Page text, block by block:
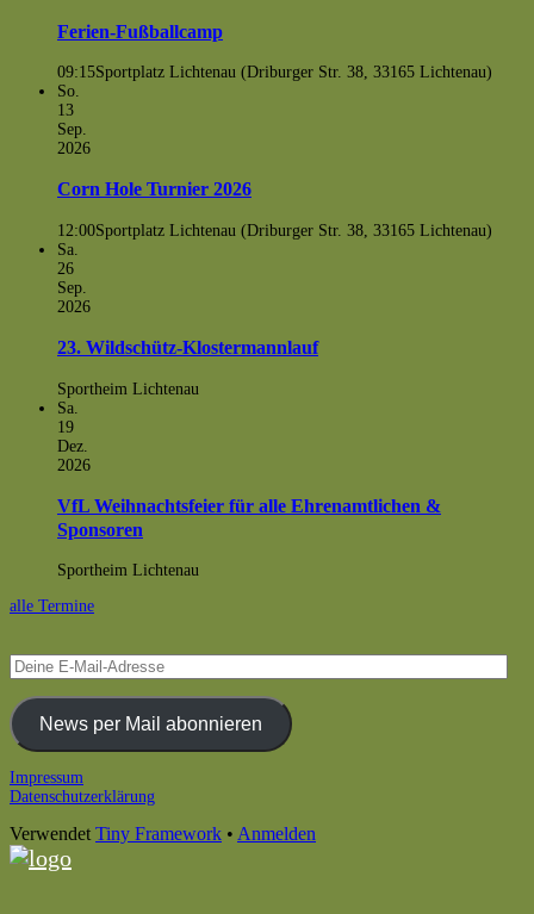
Ferien-Fußballcamp
09:15Sportplatz Lichtenau (Driburger Str. 38, 33165 Lichtenau)
So.
13
Sep.
2026
Corn Hole Turnier 2026
12:00Sportplatz Lichtenau (Driburger Str. 38, 33165 Lichtenau)
Sa.
26
Sep.
2026
23. Wildschütz-Klostermannlauf
Sportheim Lichtenau
Sa.
19
Dez.
2026
VfL Weihnachtsfeier für alle Ehrenamtlichen &
Sponsoren
Sportheim Lichtenau
alle Termine
Deine
E-
Mail-
AdresseNews per Mail abonnieren
Footer
Impressum
Datenschutzerklärung
Verwendet Tiny Framework • Anmelden